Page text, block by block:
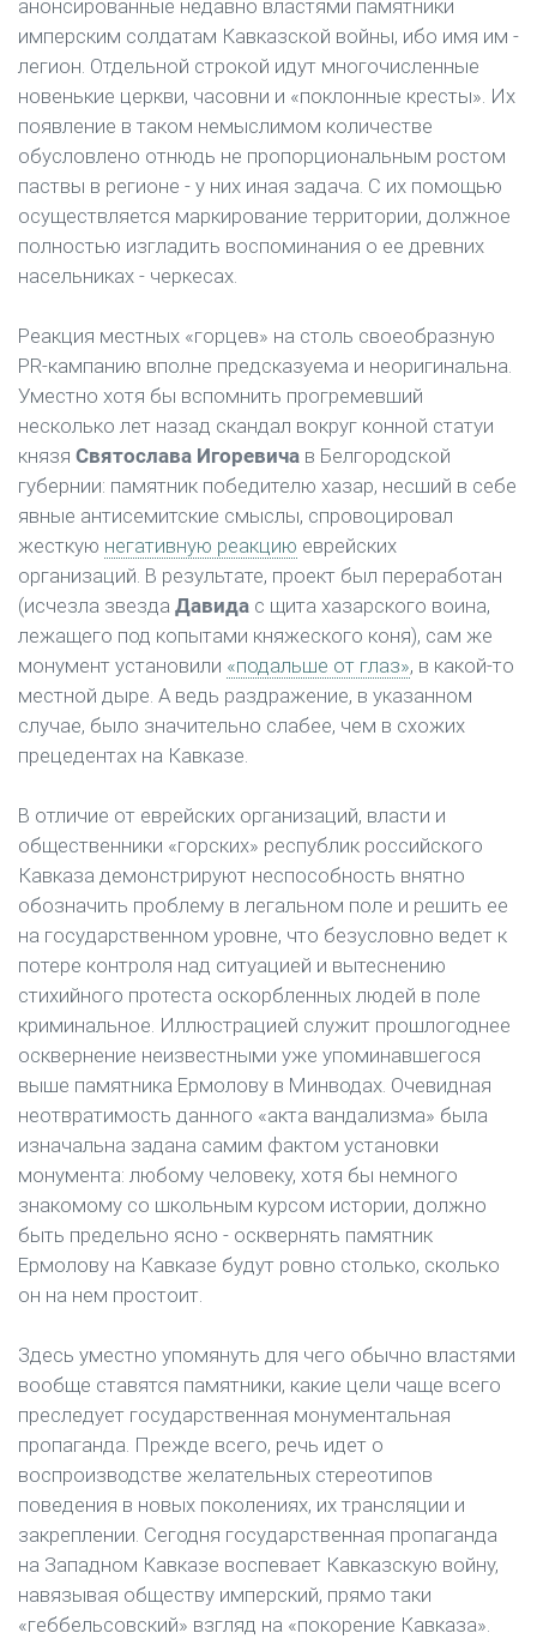
анонсированные недавно властями памятники
имперским солдатам Кавказской войны, ибо имя им -
легион. Отдельной строкой идут многочисленные
новенькие церкви, часовни и «поклонные кресты». Их
появление в таком немыслимом количестве
обусловлено отнюдь не пропорциональным ростом
паствы в регионе - у них иная задача. С их помощью
осуществляется маркирование территории, должное
полностью изгладить воспоминания о ее древних
насельниках - черкесах.
Реакция местных «горцев» на столь своеобразную
PR-кампанию вполне предсказуема и неоригинальна.
Уместно хотя бы вспомнить прогремевший
несколько лет назад скандал вокруг конной статуи
князя Святослава Игоревича в Белгородской
губернии: памятник победителю хазар, несший в себе
явные антисемитские смыслы, спровоцировал
жесткую негативную реакцию еврейских
организаций. В результате, проект был переработан
(исчезла звезда Давида с щита хазарского воина,
лежащего под копытами княжеского коня), сам же
монумент установили «подальше от глаз», в какой-то
местной дыре. А ведь раздражение, в указанном
случае, было значительно слабее, чем в схожих
прецедентах на Кавказе.
В отличие от еврейских организаций, власти и
общественники «горских» республик российского
Кавказа демонстрируют неспособность внятно
обозначить проблему в легальном поле и решить ее
на государственном уровне, что безусловно ведет к
потере контроля над ситуацией и вытеснению
стихийного протеста оскорбленных людей в поле
криминальное. Иллюстрацией служит прошлогоднее
осквернение неизвестными уже упоминавшегося
выше памятника Ермолову в Минводах. Очевидная
неотвратимость данного «акта вандализма» была
изначальна задана самим фактом установки
монумента: любому человеку, хотя бы немного
знакомому со школьным курсом истории, должно
быть предельно ясно - осквернять памятник
Ермолову на Кавказе будут ровно столько, сколько
он на нем простоит.
Здесь уместно упомянуть для чего обычно властями
вообще ставятся памятники, какие цели чаще всего
преследует государственная монументальная
пропаганда. Прежде всего, речь идет о
воспроизводстве желательных стереотипов
поведения в новых поколениях, их трансляции и
закреплении. Сегодня государственная пропаганда
на Западном Кавказе воспевает Кавказскую войну,
навязывая обществу имперский, прямо таки
«геббельсовский» взгляд на «покорение Кавказа».